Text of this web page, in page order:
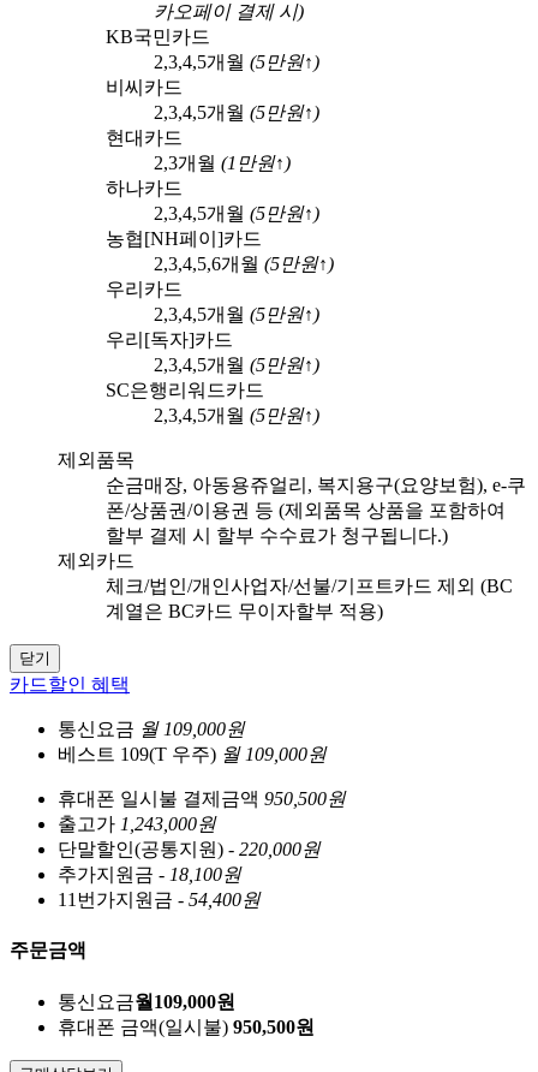
카오페이결제 시)
KB국민카드
2,3,4,5개월 (5만원↑)
비씨카드
2,3,4,5개월 (5만원↑)
현대카드
2,3개월 (1 만원↑)
하나카드
2,3,4,5개월 (5만원↑)
농협[NH페이]카드
2,3,4,5,6개월 (5만원↑)
우리카드
2,3,4,5개월 (5만원↑)
우리[독자]카드
2,3,4,5개월 (5만원↑)
SC은행리워드카드
2,3,4,5개월 (5만원↑)
제외품목
순금매장, 아동용쥬얼리, 복지용구(요양보험), e-쿠
폰/상품권/이용권 등 (제외품목 상품을 포함하여
할부 결제 시 할부 수수료가 청구됩니다.)
제외카드
체크/법인/개인사업자/선불/기프트카드 제외 (BC
계열은 BC카드 무이자할부 적용)
닫기
카드할인 혜택
통신요금 월 109,000원
베스트 109(T 우주) 월 109,000원
휴대폰 일시불 결제금액 950,500원
출고가 1,243,000원
단말할인(공통지원) - 220,000원
추가지원금 - 18,100원
11번가지원금 - 54,400원
주문금액
통신요금월 109,000원
휴대폰 금액(일시불) 950,500원